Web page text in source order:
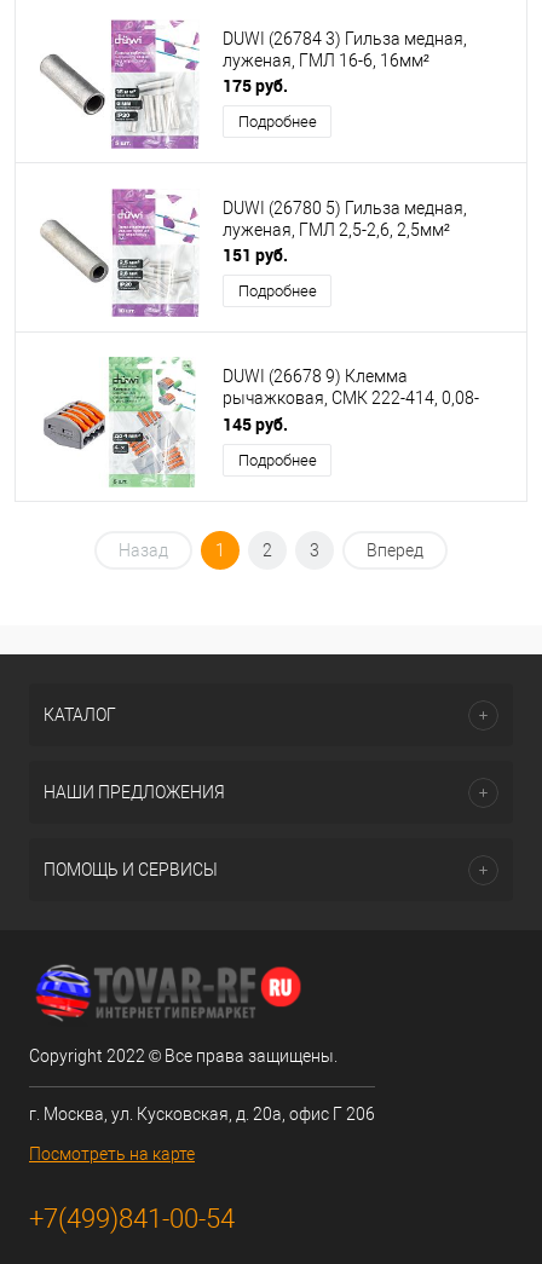
DUWI (26784 3) Гильза медная,
луженая, ГМЛ 16-6, 16мм²
175 руб.
Подробнее
DUWI (26780 5) Гильза медная,
луженая, ГМЛ 2,5-2,6, 2,5мм²
151 руб.
Подробнее
DUWI (26678 9) Клемма
рычажковая, СМК 222-414, 0,08-
4мм², серый
145 руб.
Подробнее
Назад 1 2 3 Вперед
КАТАЛОГ
НАШИ ПРЕДЛОЖЕНИЯ
ПОМОЩЬ И СЕРВИСЫ
Copyright 2022 © Все права защищены.
г. Москва, ул. Кусковская, д. 20а, офис Г 206
Посмотреть на карте
+7(499)841-00-54